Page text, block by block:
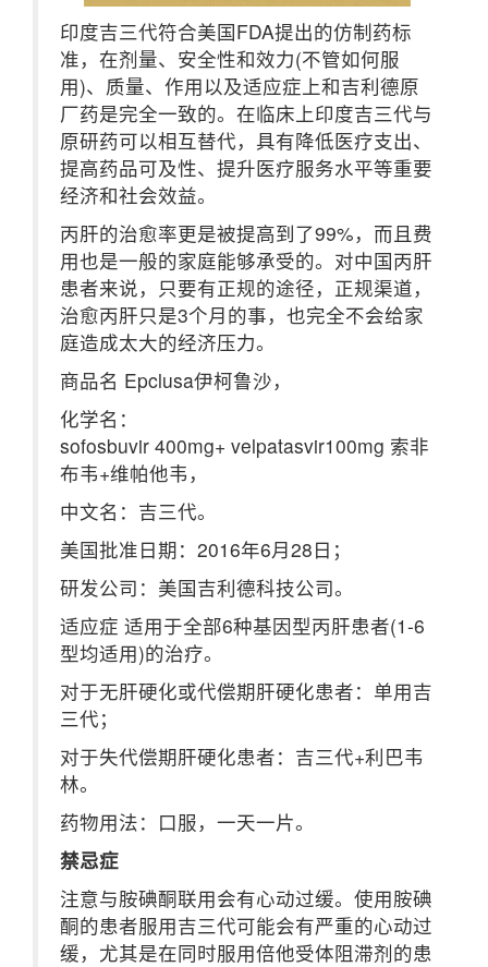
印度吉三代符合美国FDA提出的仿制药标
准，在剂量、安全性和效力(不管如何服
用)、质量、作用以及适应症上和吉利德原
厂药是完全一致的。在临床上印度吉三代与
原研药可以相互替代，具有降低医疗支出、
提高药品可及性、提升医疗服务水平等重要
经济和社会效益。
丙肝的治愈率更是被提高到了99%，而且费
用也是一般的家庭能够承受的。对中国丙肝
患者来说，只要有正规的途径，正规渠道，
治愈丙肝只是3个月的事，也完全不会给家
庭造成太大的经济压力。
商品名 Epclusa伊柯鲁沙，
化学名：
sofosbuvir 400mg+ velpatasvir100mg 索非
布韦+维帕他韦，
中文名：吉三代。
美国批准日期：2016年6月28日；
研发公司：美国吉利德科技公司。
适应症 适用于全部6种基因型丙肝患者(1-6
型均适用)的治疗。
对于无肝硬化或代偿期肝硬化患者：单用吉
三代；
对于失代偿期肝硬化患者：吉三代+利巴韦
林。
药物用法：口服，一天一片。
禁忌症
注意与胺碘酮联用会有心动过缓。使用胺碘
酮的患者服用吉三代可能会有严重的心动过
缓，尤其是在同时服用倍他受体阻滞剂的患